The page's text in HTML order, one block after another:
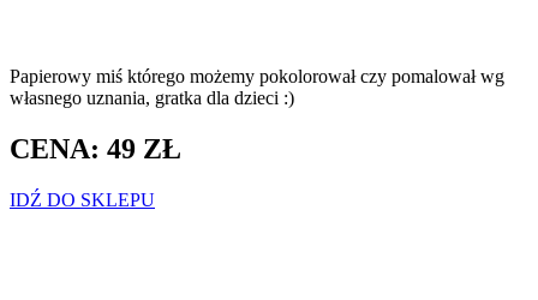
Papierowy miś którego możemy pokolorował czy pomalował wg
własnego uznania, gratka dla dzieci :)
CENA: 49 ZŁ
IDŹ DO SKLEPU